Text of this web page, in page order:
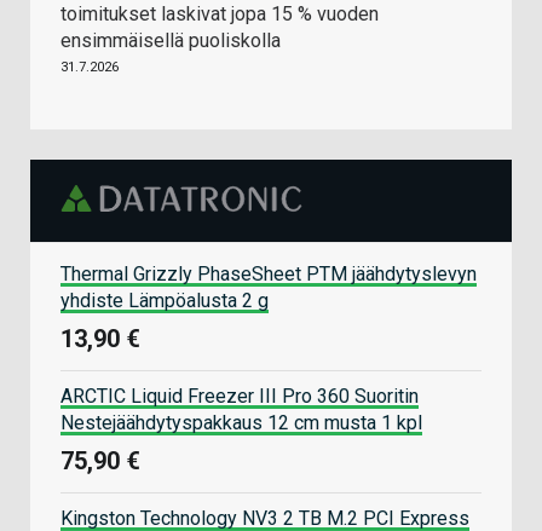
toimitukset laskivat jopa 15 % vuoden
ensimmäisellä puoliskolla
31.7.2026
Thermal Grizzly PhaseSheet PTM jäähdytyslevyn
yhdiste Lämpöalusta 2 g
13,90 €
ARCTIC Liquid Freezer III Pro 360 Suoritin
Nestejäähdytyspakkaus 12 cm musta 1 kpl
75,90 €
Kingston Technology NV3 2 TB M.2 PCI Express